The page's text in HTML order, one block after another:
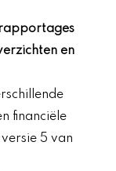
en
financiële
5 van